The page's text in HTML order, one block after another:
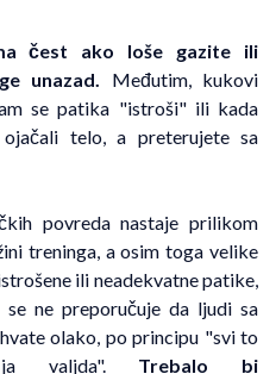
čest ako loše gazite ili
unazad.
Međutim, kukovi
se patika "istroši" ili kada
telo, a preterujete sa
povreda nastaje prilikom
treninga, a osim toga velike
ili neadekvatne patike,
ne preporučuje da ljudi sa
olako, po principu "svi to
valjda". Trebalo bi